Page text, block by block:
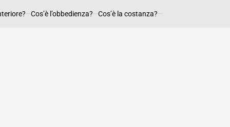
Cos’è l’obbedienza? Cos’è la costanza?